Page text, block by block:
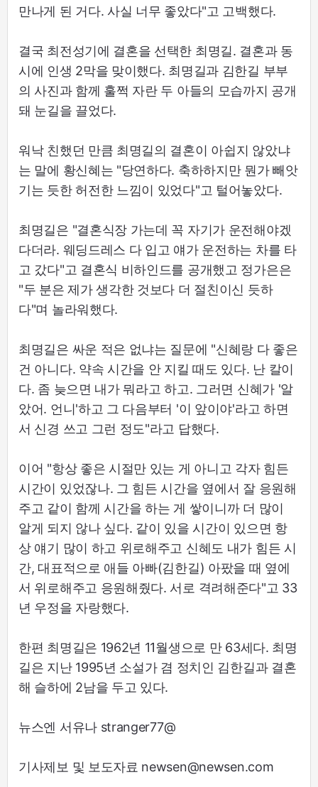
만나게 된 거다. 사실 너무 좋았다"고 고백했다.
결국 최전성기에 결혼을 선택한 최명길. 결혼과 동
시에 인생 2막을 맞이했다. 최명길과 김한길 부부
의 사진과 함께 훌쩍 자란 두 아들의 모습까지 공개
돼 눈길을 끌었다.
워낙 친했던 만큼 최명길의 결혼이 아쉽지 않았냐
는 말에 황신혜는 "당연하다. 축하하지만 뭔가 빼앗
기는 듯한 허전한 느낌이 있었다"고 털어놓았다.
최명길은 "결혼식장 가는데 꼭 자기가 운전해야겠
다더라. 웨딩드레스 다 입고 얘가 운전하는 차를 타
고 갔다"고 결혼식 비하인드를 공개했고 정가은은
"두 분은 제가 생각한 것보다 더 절친이신 듯하
다"며 놀라워했다.
최명길은 싸운 적은 없냐는 질문에 "신혜랑 다 좋은
건 아니다. 약속 시간을 안 지킬 때도 있다. 난 칼이
다. 좀 늦으면 내가 뭐라고 하고. 그러면 신혜가 '알
았어. 언니'하고 그 다음부터 '이 앞이야'라고 하면
서 신경 쓰고 그런 정도"라고 답했다.
이어 "항상 좋은 시절만 있는 게 아니고 각자 힘든
시간이 있었잖나. 그 힘든 시간을 옆에서 잘 응원해
주고 같이 함께 시간을 하는 게 쌓이니까 더 많이
알게 되지 않나 싶다. 같이 있을 시간이 있으면 항
상 얘기 많이 하고 위로해주고 신혜도 내가 힘든 시
간, 대표적으로 애들 아빠(김한길) 아팠을 때 옆에
서 위로해주고 응원해줬다. 서로 격려해준다"고 33
년 우정을 자랑했다.
한편 최명길은 1962년 11월생으로 만 63세다. 최명
길은 지난 1995년 소설가 겸 정치인 김한길과 결혼
해 슬하에 2남을 두고 있다.
뉴스엔 서유나 stranger77@
기사제보 및 보도자료 newsen@newsen.com